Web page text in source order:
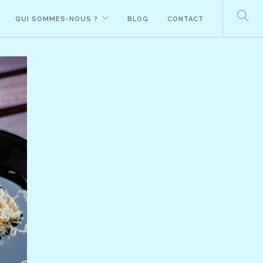
QUI SOMMES-NOUS ? BLOG CONTACT